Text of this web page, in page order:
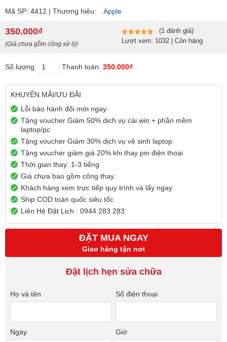
Mã SP: 4412 | Thương hiệu: Apple
350.000₫
(Giá chưa gồm công xử lý)
(1 đánh giá)
Lượt xem: 1032 | Còn hàng
Số lượng: Thanh toán: 350.000₫
KHUYẾN MÃI/ƯU ĐÃI
Lỗi bảo hành đổi mới ngay
Tặng voucher Giảm 50% dịch vụ cài win + phần mềm
laptop/pc
Tặng voucher Giảm 30% dịch vụ vệ sinh laptop
Tặng voucher giảm giá 20% khi thay pin điện thoại
Thời gian thay: 1-3 tiếng
Giá chưa bao gồm công thay
Khách hàng xem trực tiếp quy trình và lấy ngay
Ship COD toàn quốc siêu tốc
Liên Hệ Đặt Lịch : 0944 283 283
ĐẶT MUA NGAY
Giao hàng tận nơi
Đặt lịch hẹn sửa chữa
Họ và tên Số điện thoại
Ngày Giờ